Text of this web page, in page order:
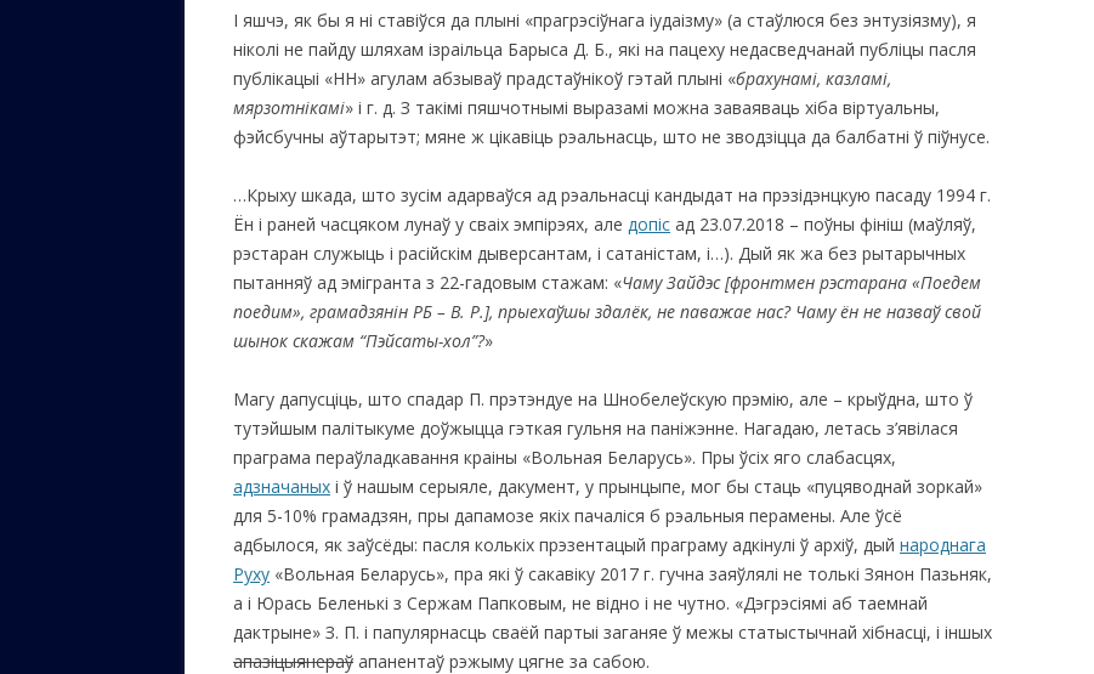
І яшчэ, як бы я ні ставіўся да плыні «прагрэсіўнага іудаізму» (а стаўлюся без энтузіязму), я
ніколі не пайду шляхам ізраільца Барыса Д. Б., які на пацеху недасведчанай публіцы пасля
публікацыі «НН» агулам абзываў прадстаўнікоў гэтай плыні «брахунамі, казламі,
мярзотнікамі» і г. д. З такімі пяшчотнымі выразамі можна заваяваць хіба віртуальны,
фэйсбучны аўтарытэт; мяне ж цікавіць рэальнасць, што не зводзіцца да балбатні ў піўнусе.
…Крыху шкада, што зусім адарваўся ад рэальнасці кандыдат на прэзідэнцкую пасаду 1994 г.
Ён і раней часцяком лунаў у сваіх эмпірэях, але допіс ад 23.07.2018 – поўны фініш (маўляў,
рэстаран служыць і расійскім дыверсантам, і сатаністам, і…). Дый як жа без рытарычных
пытанняў ад эмігранта з 22-гадовым стажам: «Чаму Зайдэс[фронтмен рэстарана «Поедем
поедим», грамадзянін РБ – В. Р.], прыехаўшы здалёк, не паважае нас? Чаму ён не назваў свой
шынок скажам “Пэйсаты-хол”?»
Магу дапусціць, што спадар П. прэтэндуе на Шнобелеўскую прэмію, але – крыўдна, што ў
тутэйшым палітыкуме доўжыцца гэткая гульня на паніжэнне. Нагадаю, летась з’явілася
праграма пераўладкавання краіны «Вольная Беларусь». Пры ўсіх яго слабасцях,
адзначаных і ў нашым серыяле, дакумент, у прынцыпе, мог бы стаць «пуцяводнай зоркай»
для 5-10% грамадзян, пры дапамозе якіх пачаліся б рэальныя перамены. Але ўсё
адбылося, як заўсёды: пасля колькіх прэзентацый праграму адкінулі ў архіў, дый народнага
Руху «Вольная Беларусь», пра які ў сакавіку 2017 г. гучна заяўлялі не толькі Зянон Пазьняк,
а і Юрась Беленькі з Сержам Папковым, не відно і не чутно. «Дэгрэсіямі аб таемнай
дактрыне» З. П. і папулярнасць сваёй партыі заганяе ў межы статыстычнай хібнасці, і іншых
апазіцыянераў апанентаў рэжыму цягне за сабою.